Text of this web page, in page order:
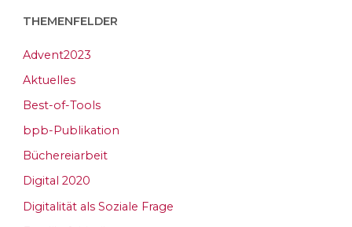
THEMENFELDER
Advent2023
Aktuelles
Best-of-Tools
bpb-Publikation
Büchereiarbeit
Digital 2020
Digitalität als Soziale Frage